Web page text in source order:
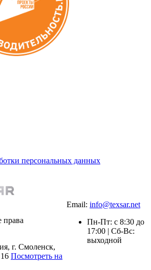
персональных данных
права
г. Смоленск,
Посмотреть на
Email: info@texsar.net
Пн-Пт: с 8:30 до
17:00 | Сб-Вс:
выходной